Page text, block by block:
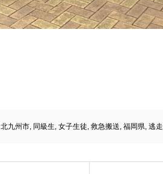
北九州市, 同級生, 女子生徒, 救急搬送, 福岡県, 逃走